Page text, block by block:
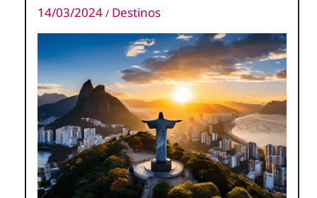
14/03/2024 / Destinos